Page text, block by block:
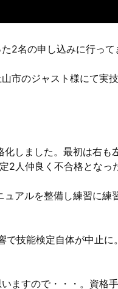
2名の申し込みに行って
市のジャスト様にて実
しました。最初は右
人仲良く不合格となっ
アルを整備し練習に
技能検定自体が中止
ますので・・・。資格